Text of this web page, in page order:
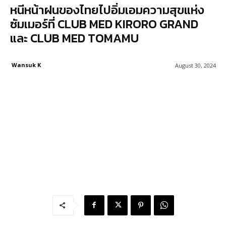
หนีหน้าฝนของไทยไปอิ่มเอมความสุขแห่ง
ซัมเมอร์ที่ CLUB MED KIRORO GRAND
และ CLUB MED TOMAMU
August 30, 2024
Wansuk K